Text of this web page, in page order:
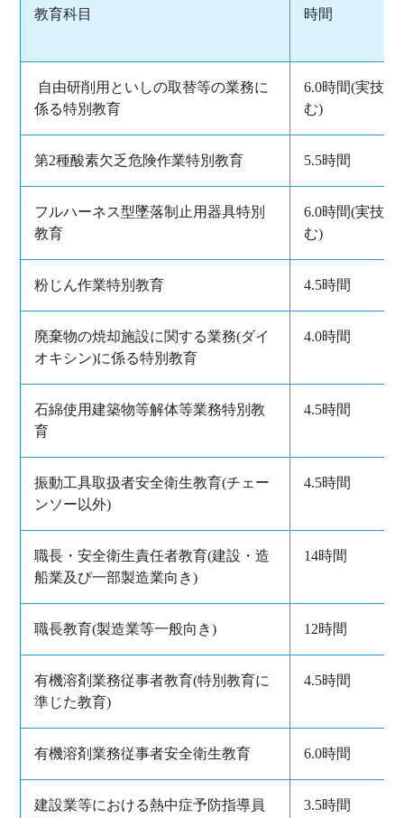
教育科目 時間
自由研削用といしの取替等の業務に
係る特別教育
6.0時間(実技含
む)
第2種酸素欠乏危険作業特別教育 5.5時間
フルハーネス型墜落制止用器具特別
教育
6.0時間(実技含
む)
粉じん作業特別教育 4.5時間
廃棄物の焼却施設に関する業務(ダイ
オキシン)に係る特別教育
4.0時間
石綿使用建築物等解体等業務特別教
育
4.5時間
振動工具取扱者安全衛生教育(チェー
ンソー以外)
4.5時間
職長・安全衛生責任者教育(建設・造
船業及び一部製造業向き)
14時間
職長教育(製造業等一般向き) 12時間
有機溶剤業務従事者教育(特別教育に
準じた教育)
4.5時間
有機溶剤業務従事者安全衛生教育 6.0時間
建設業等における熱中症予防指導員
3.5時間